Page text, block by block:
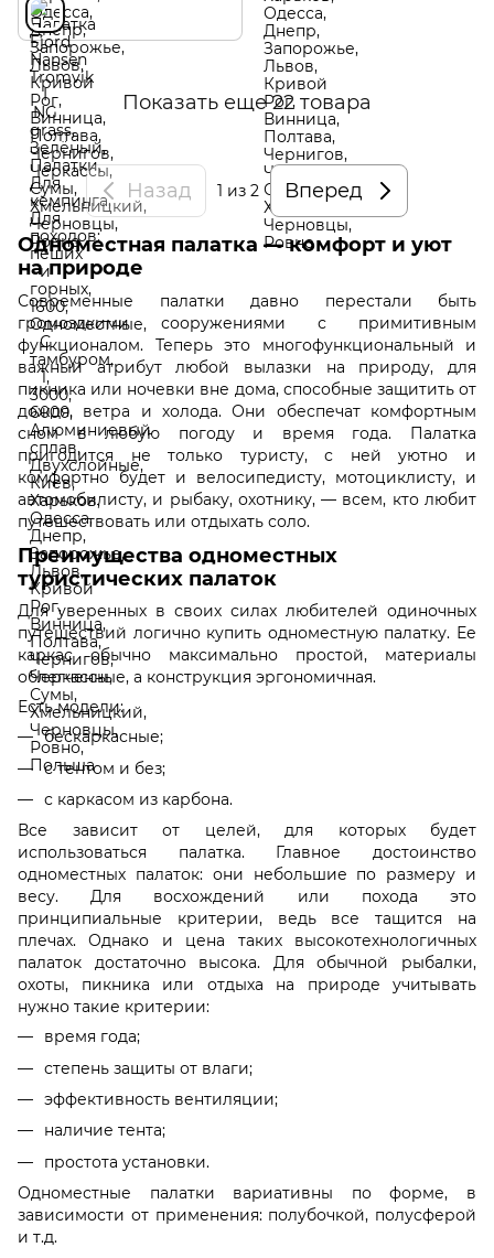
Показать еще 22 товара
Назад 1 из 2 Вперед
Одноместная палатка — комфорт и уют
на природе
Современные палатки давно перестали быть
громоздкими сооружениями с примитивным
функционалом. Теперь это многофункциональный и
важный атрибут любой вылазки на природу, для
пикника или ночевки вне дома, способные защитить от
дождя, ветра и холода. Они обеспечат комфортным
сном в любую погоду и время года. Палатка
пригодится не только туристу, с ней уютно и
комфортно будет и велосипедисту, мотоциклисту, и
автомобилисту, и рыбаку, охотнику, — всем, кто любит
путешествовать или отдыхать соло.
Преимущества одноместных
туристических палаток
Для уверенных в своих силах любителей одиночных
путешествий логично купить одноместную палатку. Ее
каркас обычно максимально простой, материалы
облегченные, а конструкция эргономичная.
Есть модели:
бескаркасные;
с тентом и без;
с каркасом из карбона.
Все зависит от целей, для которых будет
использоваться палатка. Главное достоинство
одноместных палаток: они небольшие по размеру и
весу. Для восхождений или похода это
принципиальные критерии, ведь все тащится на
плечах. Однако и цена таких высокотехнологичных
палаток достаточно высока. Для обычной рыбалки,
охоты, пикника или отдыха на природе учитывать
нужно такие критерии:
время года;
степень защиты от влаги;
эффективность вентиляции;
наличие тента;
простота установки.
Одноместные палатки вариативны по форме, в
зависимости от применения: полубочкой, полусферой
и т.д.